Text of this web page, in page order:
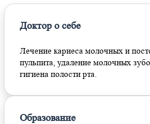
Доктор о себе
Лечение кариеса молочных и
пульпита, удаление молочных
гигиена полости рта.
Образование